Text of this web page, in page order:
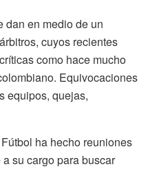
dan en medio de un
cuyos recientes
como hace mucho
Equivocaciones
equipos, quejas,
ha hecho reuniones
su cargo para buscar